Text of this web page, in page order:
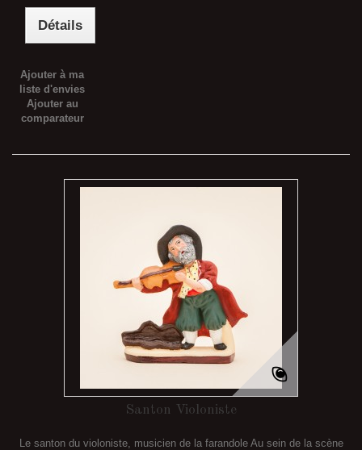
Détails
Ajouter à ma
liste d'envies
Ajouter au
comparateur
Santon Violoniste
Le santon du violoniste, musicien de la farandole Au sein de la scène